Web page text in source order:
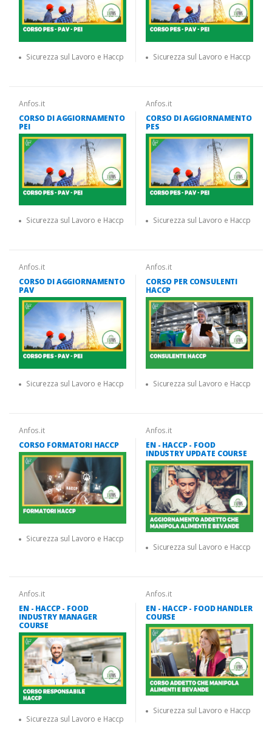
Sicurezza sul Lavoro e Haccp Sicurezza sul Lavoro e Haccp
Anfos.it
CORSO DI AGGIORNAMENTO
PEI
Sicurezza sul Lavoro e Haccp
Anfos.it
CORSO DI AGGIORNAMENTO
PES
Sicurezza sul Lavoro e Haccp
Anfos.it
CORSO DI AGGIORNAMENTO
PAV
Sicurezza sul Lavoro e Haccp
Anfos.it
CORSO PER CONSULENTI
HACCP
Sicurezza sul Lavoro e Haccp
Anfos.it
CORSO FORMATORI HACCP
Sicurezza sul Lavoro e Haccp
Anfos.it
EN - HACCP - FOOD
INDUSTRY UPDATE COURSE
Sicurezza sul Lavoro e Haccp
Anfos.it
EN - HACCP - FOOD
INDUSTRY MANAGER
COURSE
Sicurezza sul Lavoro e Haccp
Anfos.it
EN - HACCP - FOOD HANDLER
COURSE
Sicurezza sul Lavoro e Haccp